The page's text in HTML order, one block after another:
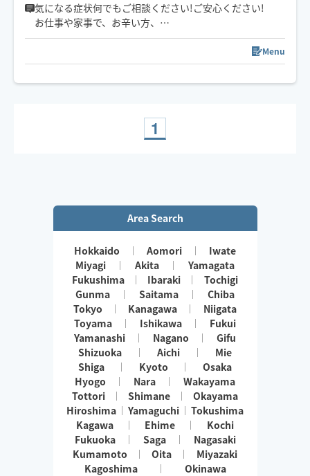
気になる症状何でもご相談ください!ご安心ください!
お仕事や家事で、お辛い方、
マタニティまで実績多数
Menu
1
Area Search
Hokkaido Aomori
Iwate
Miyagi
Akita
Yamagata
Fukushima
Ibaraki
Tochigi
Gunma
Saitama
Chiba
Tokyo
Kanagawa
Niigata
Toyama
Ishikawa
Fukui
Yamanashi
Nagano
Gifu
Shizuoka
Aichi
Mie
Shiga
Kyoto
Osaka
Hyogo
Nara
Wakayama
Tottori
Shimane
Okayama
Hiroshima
Yamaguchi
Tokushima
Kagawa
Ehime
Kochi
Fukuoka
Saga
Nagasaki
Kumamoto
Oita
Miyazaki
Kagoshima
Okinawa